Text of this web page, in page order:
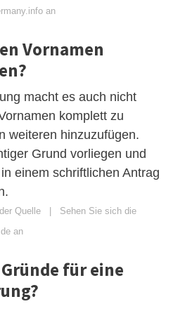
an
Vornamen
macht es auch nicht
komplett zu
weiteren hinzuzufügen.
Grund vorliegen und
einem schriftlichen Antrag
Quelle | Sehen Sie sich die
an
für eine